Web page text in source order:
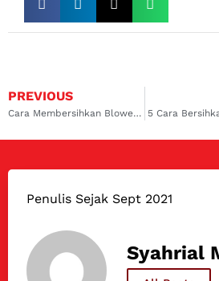
PREVIOUS
Cara Membersihkan Blower AC Mobil Agar Kabin Mobil Selalu Sejuk
Penulis Sejak Sept 2021
Syahrial